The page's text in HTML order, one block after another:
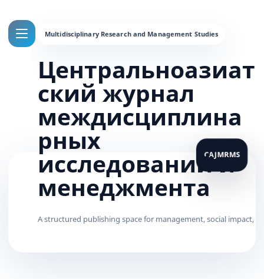
Центральноазиат
ский журнал
междисциплина
рных
исследований и
менеджмента